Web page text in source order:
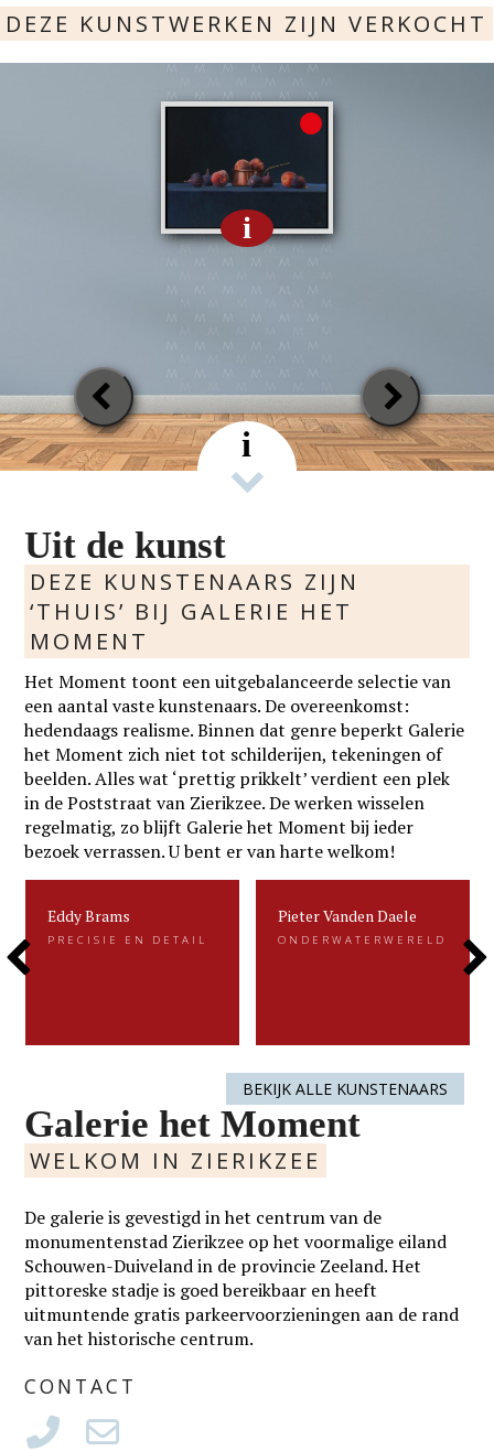
DEZE KUNSTWERKEN ZIJN VERKOCHT
i
Previous
Slide
Next
Slide
i
Uit de kunst
DEZE KUNSTENAARS ZIJN
‘THUIS’ BIJ GALERIE HET
MOMENT
Het Moment toont een uitgebalanceerde selectie van
een aantal vaste kunstenaars. De overeenkomst:
hedendaags realisme. Binnen dat genre beperkt Galerie
het Moment zich niet tot schilderijen, tekeningen of
beelden. Alles wat ‘prettig prikkelt’ verdient een plek
in de Poststraat van Zierikzee. De werken wisselen
regelmatig, zo blijft Galerie het Moment bij ieder
bezoek verrassen. U bent er van harte welkom!
Eddy Brams
PRECISIE EN DETAIL
Pieter Vanden Daele
ONDERWATERWERELD
Pieter Vanden Daele
Next
BEKIJK ALLE KUNSTENAARS
Galerie het Moment
WELKOM IN ZIERIKZEE
De galerie is gevestigd in het centrum van de
monumentenstad Zierikzee op het voormalige eiland
Schouwen-Duiveland in de provincie Zeeland. Het
pittoreske stadje is goed bereikbaar en heeft
uitmuntende gratis parkeervoorzieningen aan de rand
van het historische centrum.
CONTACT